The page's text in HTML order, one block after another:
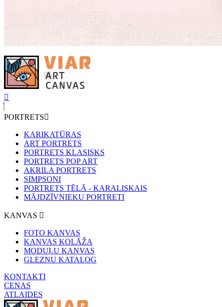
PORTRETS
KARIKATŪRAS
ART PORTRETS
PORTRETS KLASISKS
PORTRETS POP ART
AKRILA PORTRETS
SIMPSONI
PORTRETS TĒLĀ - KARALISKAIS
MĀJDZĪVNIEKU PORTRETI
KANVAS
FOTO KANVAS
KANVAS KOLĀŽA
MODUĻU KANVAS
GLEZNU KATALOG
KONTAKTI
CENAS
ATLAIDES